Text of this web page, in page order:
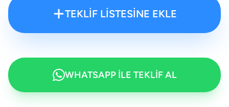
TEKLİF LİSTESİNE EKLE
WHATSAPP İLE TEKLİF AL